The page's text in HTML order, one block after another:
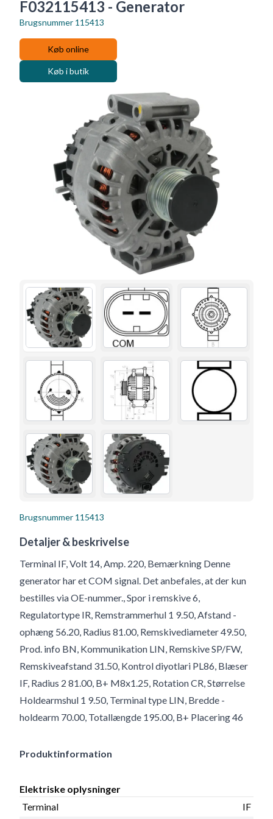
F032115413 - Generator
Brugsnummer 115413
Køb online
Køb i butik
Brugsnummer 115413
Detaljer & beskrivelse
Terminal IF, Volt 14, Amp. 220, Bemærkning Denne
generator har et COM signal. Det anbefales, at der kun
bestilles via OE-nummer., Spor i remskive 6,
Regulatortype IR, Remstrammerhul 1 9.50, Afstand -
ophæng 56.20, Radius 81.00, Remskivediameter 49.50,
Prod. info BN, Kommunikation LIN, Remskive SP/FW,
Remskiveafstand 31.50, Kontrol diyotlari PL86, Blæser
IF, Radius 2 81.00, B+ M8x1.25, Rotation CR, Størrelse
Holdearmshul 1 9.50, Terminal type LIN, Bredde -
holdearm 70.00, Totallængde 195.00, B+ Placering 46
Produktinformation
Elektriske oplysninger
Terminal
IF